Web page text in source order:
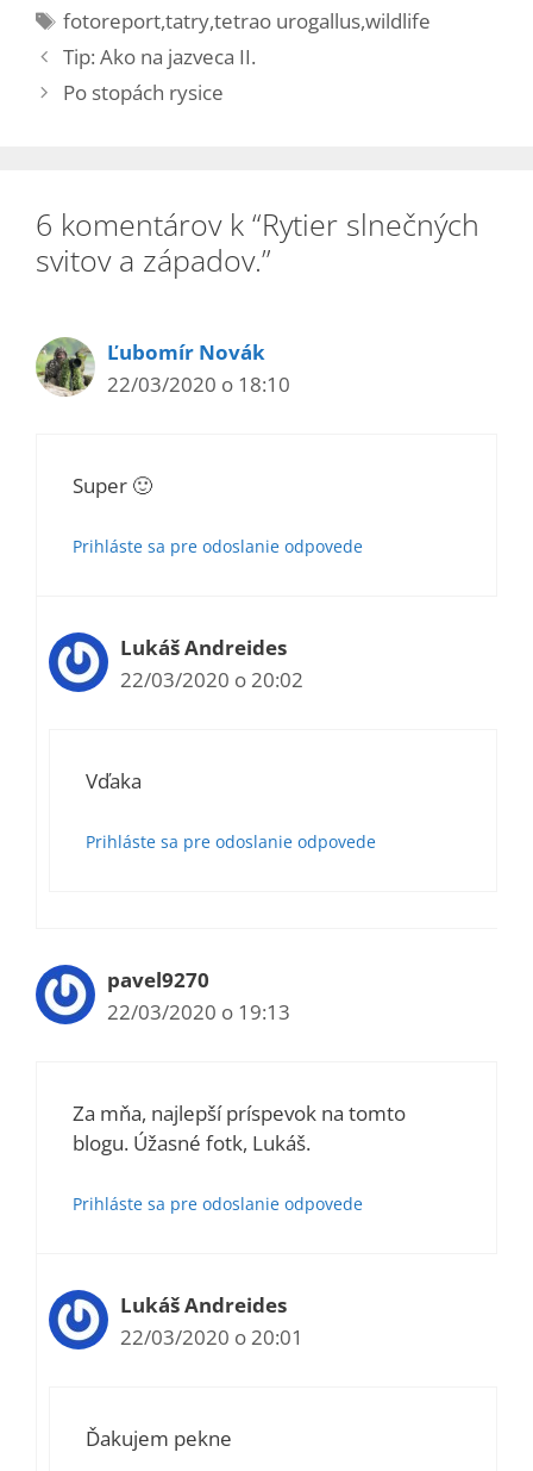
Značky
fotoreport,tatry,tetrao urogallus,wildlife
Tip: Ako na jazveca II.
Po stopách rysice
6 komentárov k “Rytier slnečných
svitov a západov.”
Ľubomír Novák
22/03/2020 o 18:10
Super 🙂
Prihláste sa pre odoslanie odpovede
Lukáš Andreides
22/03/2020 o 20:02
Vďaka
Prihláste sa pre odoslanie odpovede
pavel9270
22/03/2020 o 19:13
Za mňa, najlepší príspevok na tomto
blogu. Úžasné fotk, Lukáš.
Prihláste sa pre odoslanie odpovede
Lukáš Andreides
22/03/2020 o 20:01
Ďakujem pekne